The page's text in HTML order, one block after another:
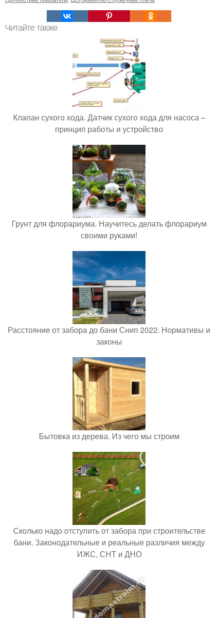
Читайте также
Клапан сухого хода. Датчик сухого хода для насоса –
принцип работы и устройство
Грунт для флорариума. Научитесь делать флорариум
своими руками!
Расстояние от забора до бани Снип 2022. Нормативы и
законы
Бытовка из дерева. Из чего мы строим
Сколько надо отступить от забора при строительстве
бани. Законодательные и реальные различия между
ИЖС, СНТ и ДНО